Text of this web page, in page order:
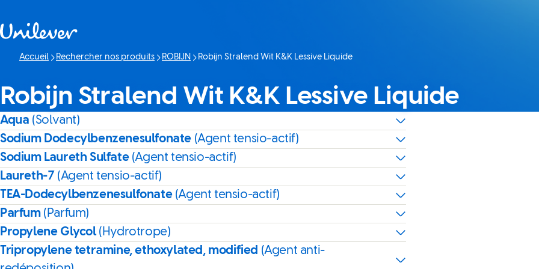
Accueil Rechercher nos produits ROBIJN
Page actuelle:
Robijn Stralend Wit K&K Lessive Liquide
Robijn Stralend Wit K&K Lessive Liquide
Aqua (Solvant)
Sodium Dodecylbenzenesulfonate (Agent tensio-actif)
Sodium Laureth Sulfate (Agent tensio-actif)
Laureth-7 (Agent tensio-actif)
TEA-Dodecylbenzenesulfonate (Agent tensio-actif)
Parfum (Parfum)
Propylene Glycol(Hydrotrope)
Tripropylene tetramine, ethoxylated, modified (Agent anti-